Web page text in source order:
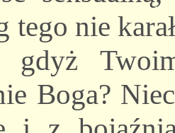
tego nie
gdyż
Boga?